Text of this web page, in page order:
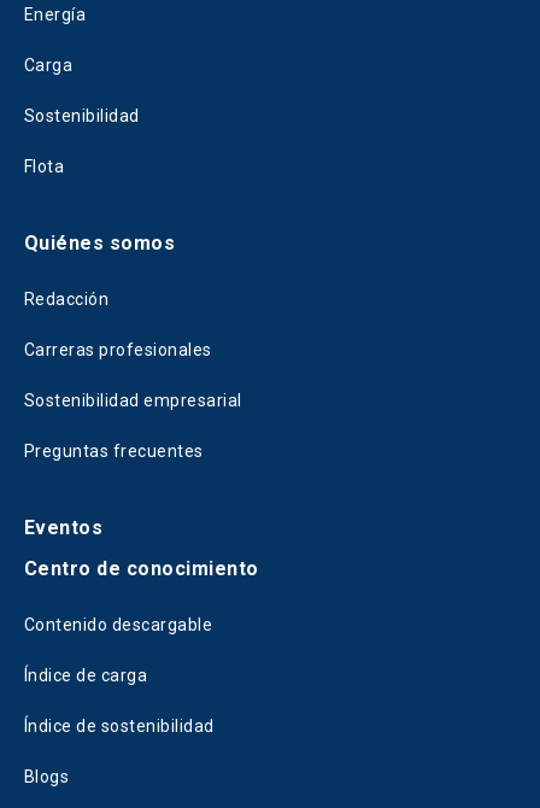
Energía
Carga
Sostenibilidad
Flota
Quiénes somos
Redacción
Carreras profesionales
Sostenibilidad empresarial
Preguntas frecuentes
Eventos
Centro de conocimiento
Contenido descargable
Índice de carga
Índice de sostenibilidad
Blogs